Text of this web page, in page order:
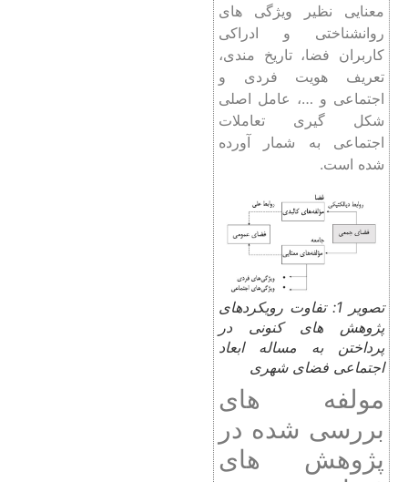
معنایی نظیر ویژگی ‌های
روانشناختی و ادراکی
کاربران فضا، تاریخ ‌مندی،
تعریف هویت فردی و
اجتماعی و …، عامل اصلی
شکل ‌گیری تعاملات
اجتماعی به شمار آورده
شده است.
تصویر 1: تفاوت رویکردهای
پژوهش ‌های کنونی در
پرداختن به مساله ابعاد
اجتماعی فضای شهری
مولفه های
بررسی شده در
پژوهش های